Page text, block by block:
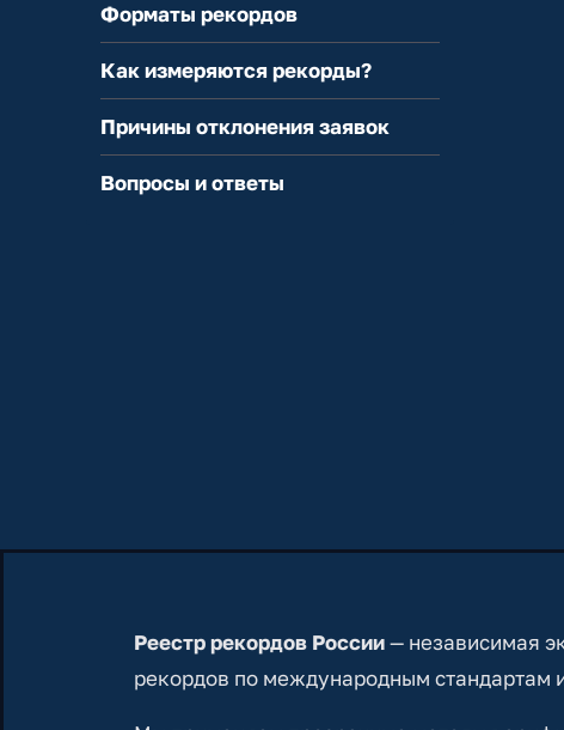
Форматы рекордов
Как измеряются рекорды?
Причины отклонения заявок
Вопросы и ответы
Реестр рекордов России— независимая
рекордов по международным стандартам